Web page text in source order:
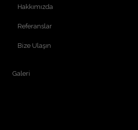
Hakkımızda
Referanslar
Bize Ulaşın
Galeri